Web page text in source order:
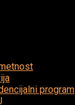
program